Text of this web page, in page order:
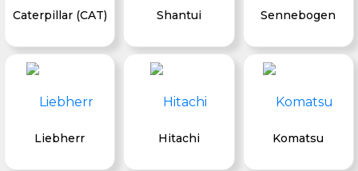
Caterpillar (CAT) Shantui Sennebogen
Liebherr Hitachi Komatsu